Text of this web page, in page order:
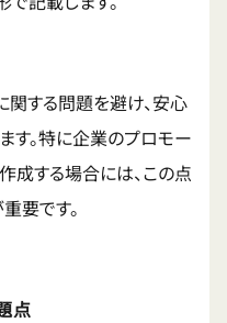
関する問題を避け、安心
す。特に企業のプロモー
成する場合には、この点
要です。
点